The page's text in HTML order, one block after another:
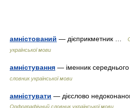
амністований — дієприкметник …
української мови
амністування — іменник
словник української мови
амністувати — дієслово
Орфографічний словник української мови